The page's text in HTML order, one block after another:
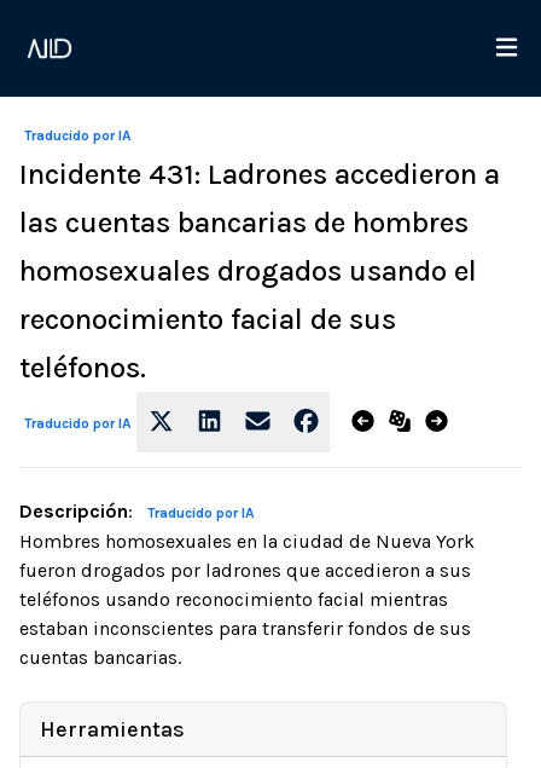
Traducido por IA
Incidente 431: Ladrones accedieron a
las cuentas bancarias de hombres
homosexuales drogados usando el
reconocimiento facial de sus
teléfonos.
Traducido por IA
Descripción: Traducido por IA
Hombres homosexuales en la ciudad de Nueva York
fueron drogados por ladrones que accedieron a sus
teléfonos usando reconocimiento facial mientras
estaban inconscientes para transferir fondos de sus
cuentas bancarias.
Herramientas